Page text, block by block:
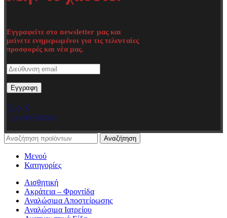
Εγγραφείτε στο newsletter μας και
μείνετε ενημερωμένοι για τις τελευταίες
προσφορές και νέα μας.
Όροι &
Προϋποθέσεις
Αναζήτηση
Μενού
Κατηγορίες
Αισθητική
Ακράτεια – Φροντίδα
Αναλώσιμα Αποστείρωσης
Αναλώσιμα Ιατρείου